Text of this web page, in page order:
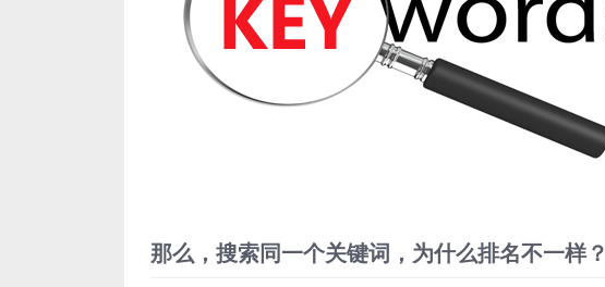
那么，搜索同一个关键词，为什么排名不一样？